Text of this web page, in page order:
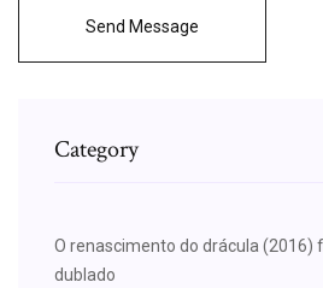
Send Message
Category
O renascimento do drácula (2016)
dublado